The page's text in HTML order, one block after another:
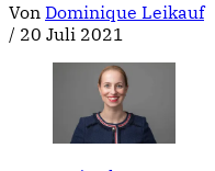
Von Dominique Leikauf
/ 20 Juli 2021